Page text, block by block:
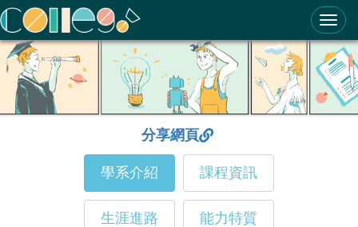
ColleGo! 大學選才與高中育才輔助系統
分享網頁
學系介紹 課程資訊
生涯進路 能力特質